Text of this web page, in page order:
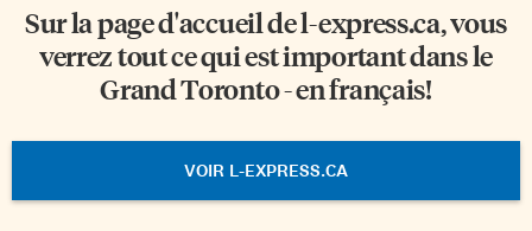
Sur la page d'accueil del-express.ca, vous
verrez tout ce qui est important dans le
Grand Toronto - en français!
VOIR L-EXPRESS.CA